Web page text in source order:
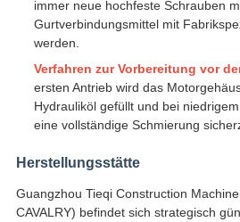
immer neue hochfeste Schrauben
Gurtverbindungsmittel mit
werden.
Verfahren zur Vorbereitung vor
ersten Antrieb wird das
Hydrauliköl gefüllt und bei
eine vollständige Schmierung
Herstellungsstätte
Guangzhou Tieqi Construction
CAVALRY) befindet sich strategisch